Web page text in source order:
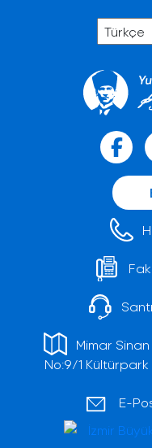
Mimar
No:9/1 Kültürpark
E-